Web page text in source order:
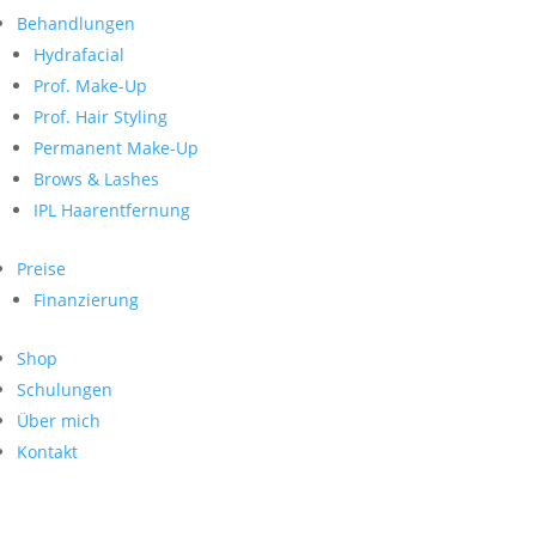
Behandlungen
Hydrafacial
Prof. Make-Up
Prof. Hair Styling
Permanent Make-Up
Brows & Lashes
IPL Haarentfernung
Preise
Finanzierung
Shop
Schulungen
Über mich
Kontakt
nach:
Neueste Kommentare
Archiv
Kategorien
Keine Kategorien
Meta
Anmelden
Feed der Einträge
WordPress.org
Search
nach:
Archive
Kontakt
Impressum
Datenschutz